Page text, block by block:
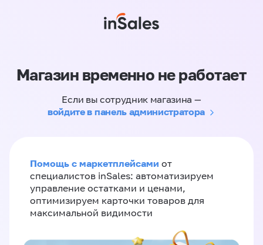
Магазин временно не работает
Если вы сотрудник магазина —
войдите в панель администратора
Помощь с маркетплейсами от
специалистов inSales: автоматизируем
управление остатками и ценами,
оптимизируем карточки товаров для
максимальной видимости